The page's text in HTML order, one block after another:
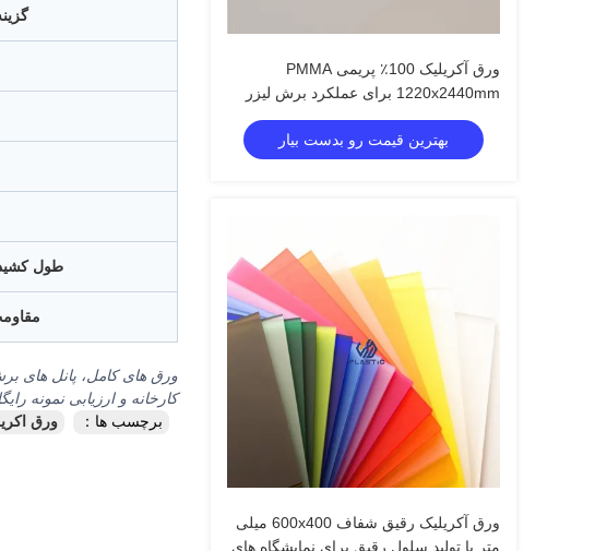
ورق آکریلیک 100٪ پریمی PMMA
1220x2440mm برای عملکرد برش لیزر
بهترین قیمت رو بدست بیار
ورق آکریلیک رقیق شفاف 600x400 میلی
متر با تولید سلول رقیق برای نمایشگاه های
طول
ورق های کامل، پانل های
کارخانه و ارزیابی نمونه
برچسب ها：
ورق